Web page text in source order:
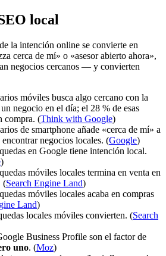
local
la intención online se convierte en
cerca de mí» o «asesor abierto ahora»,
negocios cercanos — y convierten
móviles busca algo cercano con la
negocio en el día; el 28 % de esas
compra. (Think with Google)
de smartphone añade «cerca de mí» a
encontrar negocios locales. (Google)
en Google tiene intención local.
)
móviles locales termina en venta en
(Search Engine Land)
móviles locales acaba en compras
Land)
locales móviles convierten. (Search
Business Profile son el factor de
uno. (Moz)